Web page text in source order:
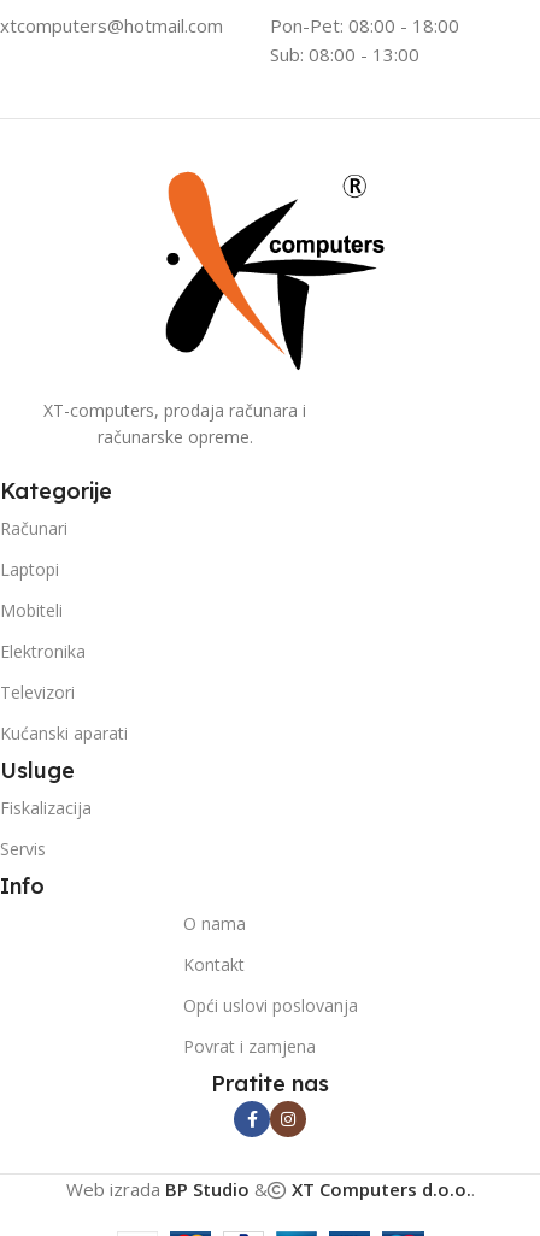
xtcomputers@hotmail.com
Pon-Pet: 08:00 - 18:00
Sub: 08:00 - 13:00
XT-computers, prodaja računara i
računarske opreme.
Kategorije
Računari
Laptopi
Mobiteli
Elektronika
Televizori
Kućanski aparati
Usluge
Fiskalizacija
Servis
Info
O nama
Kontakt
Opći uslovi poslovanja
Povrat i zamjena
Pratite nas
Web izrada BP Studio & XT Computers d.o.o..